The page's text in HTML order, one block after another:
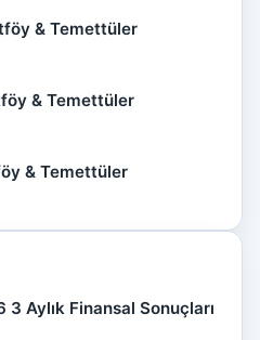
& Temettüler
& Temettüler
& Temettüler
Aylık Finansal Sonuçları